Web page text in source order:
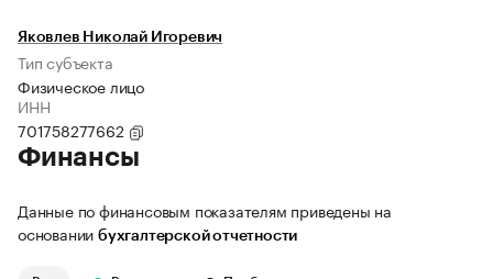
Яковлев Николай Игоревич
Тип субъекта
Физическое лицо
ИНН
701758277662
Финансы
Данные по финансовым показателям приведены на
основании бухгалтерской отчетности